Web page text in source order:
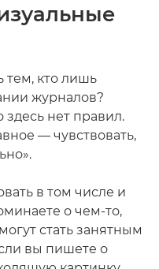
тем, кто лишь
журналов?
нет правил.
— чувствовать,
в том числе и
о чем-то,
стать занятным
вы пишете о